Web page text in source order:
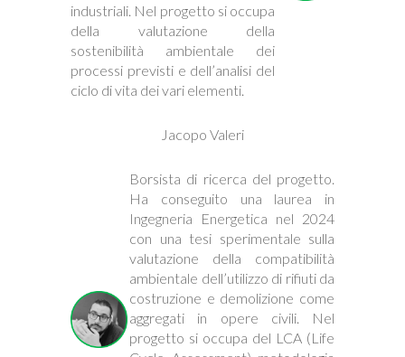
industriali. Nel progetto si occupa
della valutazione della
sostenibilità ambientale dei
processi previsti e dell’analisi del
ciclo di vita dei vari elementi.
Jacopo Valeri
Borsista di ricerca del progetto.
Ha conseguito una laurea in
Ingegneria Energetica nel 2024
con una tesi sperimentale sulla
valutazione della compatibilità
ambientale dell’utilizzo di rifiuti da
costruzione e demolizione come
aggregati in opere civili. Nel
progetto si occupa del LCA (Life